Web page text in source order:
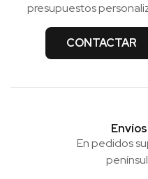
presupuestos
CONTACTAR
En pedidos